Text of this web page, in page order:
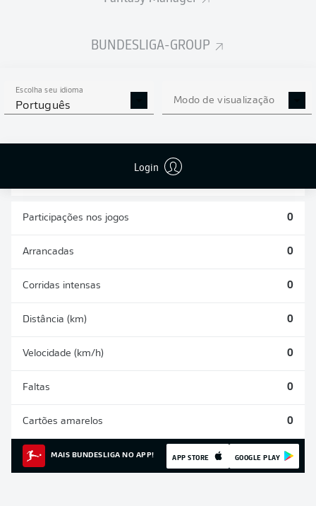
BUNDESLIGA-GROUP
Escolha seu idioma
Português Modo de visualização
Login
ESTATÍSTICAS DA
TEMPORADA 2025/2026
GOLS CONTRA
0
Participações nos jogos 0
Arrancadas 0
Corridas intensas 0
Distância (km) 0
Velocidade (km/h) 0
Faltas 0
Cartões amarelos 0
MAIS BUNDESLIGA NO APP! APP STORE GOOGLE PLAY